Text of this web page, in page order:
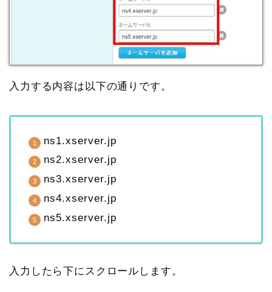
入力する内容は以下の通りです。
ns1.xserver.jp
ns2.xserver.jp
ns3.xserver.jp
ns4.xserver.jp
ns5.xserver.jp
入力したら下にスクロールします。